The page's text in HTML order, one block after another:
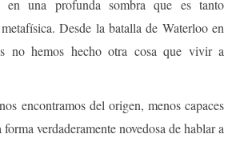
en una profunda sombra que es tanto
Desde la batalla de Waterloo en
no hemos hecho otra cosa que vivir a
encontramos del origen, menos capaces
verdaderamente novedosa de hablar a